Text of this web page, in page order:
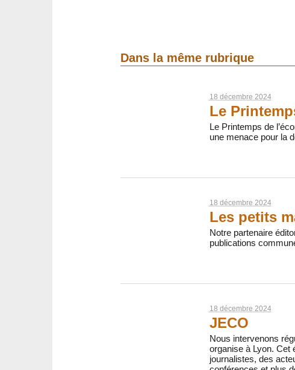
Dans la même rubrique
18 décembre 2024
Le
Le Printemps de
une menace pour la
18 décembre 2024
Les petits
Notre partenaire
publications
18 décembre 2024
JECO
Nous intervenons
organise à Lyon. Cet
journalistes, des